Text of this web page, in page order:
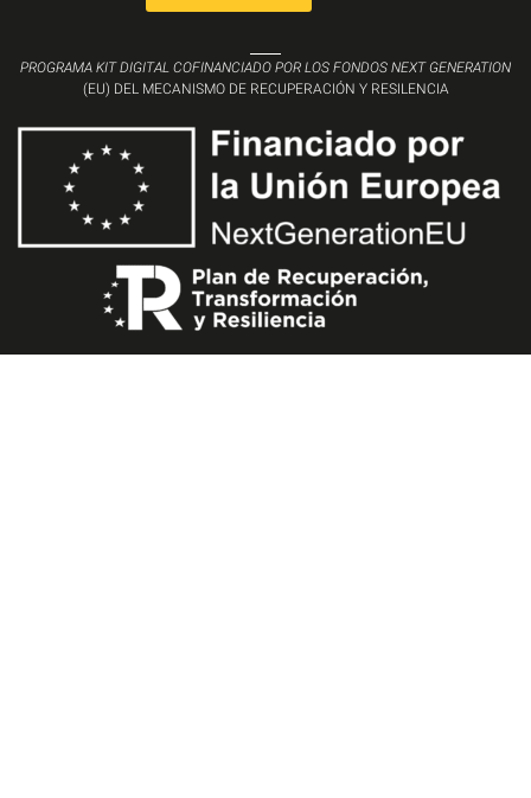
PROGRAMA KIT DIGITAL COFINANCIADO POR LOS FONDOS NEXT GENERATION
(EU) DEL MECANISMO DE RECUPERACIÓN Y RESILENCIA